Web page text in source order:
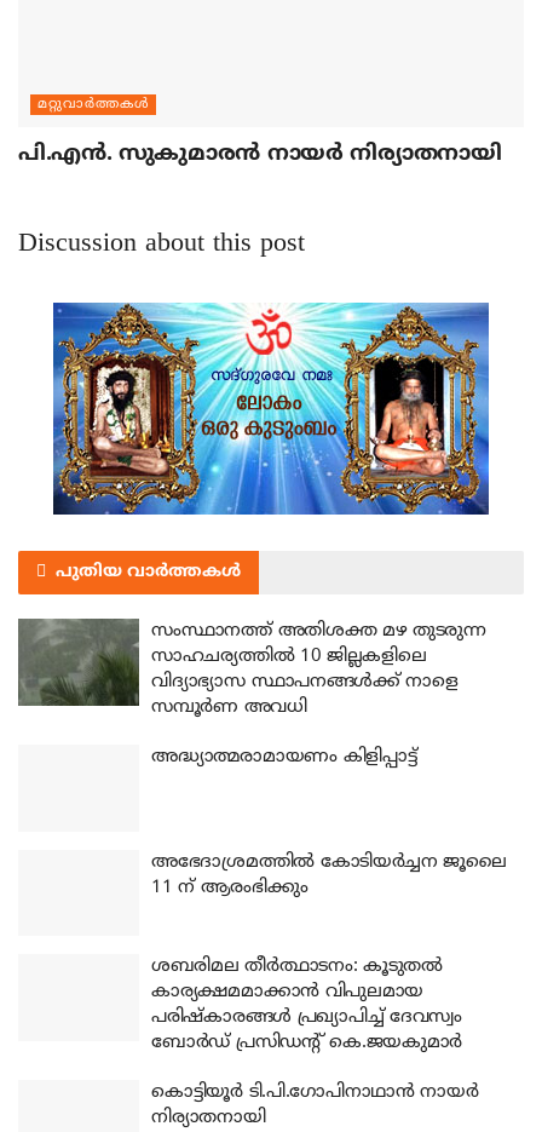
മറ്റുവാര്‍ത്തകള്‍
പി.എന്‍. സുകുമാരന്‍ നായര്‍ നിര്യാതനായി
Discussion about this post
പുതിയ വാർത്തകൾ
സംസ്ഥാനത്ത് അതിശക്ത മഴ തുടരുന്ന
സാഹചര്യത്തിൽ 10 ജില്ലകളിലെ
വിദ്യാഭ്യാസ സ്ഥാപനങ്ങൾക്ക് നാളെ
സമ്പൂർണ അവധി
അദ്ധ്യാത്മരാമായണം കിളിപ്പാട്ട്
അഭേദാശ്രമത്തില്‍ കോടിയര്‍ച്ചന ജൂലൈ
11 ന് ആരംഭിക്കും
ശബരിമല തീര്‍ത്ഥാടനം: കൂടുതല്‍
കാര്യക്ഷമമാക്കാന്‍ വിപുലമായ
പരിഷ്‌കാരങ്ങള്‍ പ്രഖ്യാപിച്ച് ദേവസ്വം
ബോര്‍ഡ് പ്രസിഡന്റ് കെ.ജയകുമാര്‍
കൊട്ടിയൂര്‍ ടി.പി.ഗോപിനാഥാന്‍ നായര്‍
നിര്യാതനായി